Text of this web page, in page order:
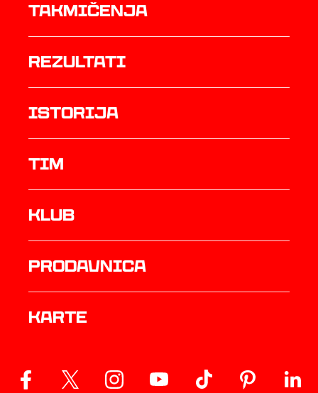
Takmičenja
rezultati
istorija
TIM
Klub
prodavnica
Karte